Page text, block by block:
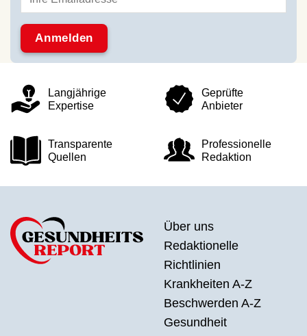
Langjährige
Expertise
Geprüfte
Anbieter
Transparente
Quellen
Professionelle
Redaktion
Über uns
Redaktionelle
Richtlinien
Krankheiten A-Z
Beschwerden A-Z
Gesundheit